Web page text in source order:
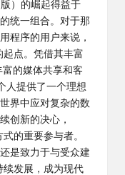
）的崛起得益于
统一组合。对于那
程序的用户来说，
起点。凭借其丰富
的媒体共享和客
人提供了一个理想
界中应对复杂的数
创新的决心，
的重要参与者。
是致力于与受众建
续发展，成为现代